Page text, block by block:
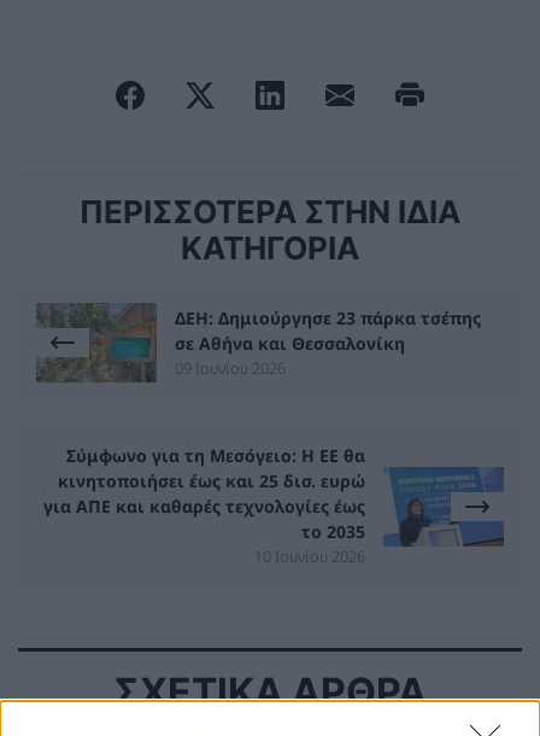
ΠΕΡΙΣΣΟΤΕΡΑ ΣΤΗΝ ΙΔΙΑ
ΚΑΤΗΓΟΡΙΑ
ΔΕΗ: Δημιούργησε 23 πάρκα τσέπης
σε Αθήνα και Θεσσαλονίκη
09 Ιουνίου 2026
Σύμφωνο για τη Μεσόγειο: Η ΕΕ θα
κινητοποιήσει έως και 25 δισ. ευρώ
για ΑΠΕ και καθαρές τεχνολογίες έως
το 2035
10 Ιουνίου 2026
ΣΧΕΤΙΚΑ ΑΡΘΡΑ